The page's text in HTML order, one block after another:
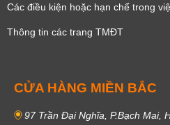
Các điều kiện hoặc hạn chế trong
Thông tin các trang TMĐT
CỬA HÀNG MIỀN BẮC
97 Trần Đại Nghĩa, P.Bạch Mai,